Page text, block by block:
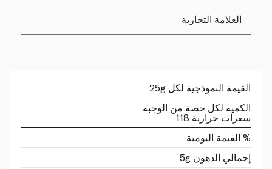
العلامة التجارية
القيمة النموذجية لكل 25g
الكمية لكل حصة من الوجبة
سعرات حرارية 118
% القيمة اليومية
إجمالي الدهون 5g